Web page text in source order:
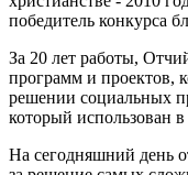
победитель конкурса
За 20 лет работы,
программ и проектов,
решении социальных
который использован
На сегодняшний день